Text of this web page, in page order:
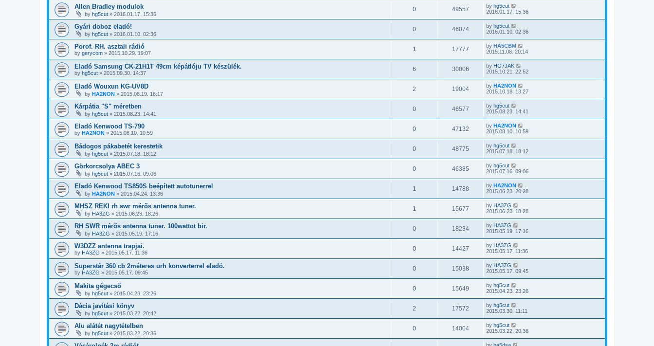
Allen Bradley modulok
by hg5cut » 2016.01.17. 15:36
0 49557 by hg5cut
2016.01.17. 15:36
Gyári doboz eladó!
by hg5cut » 2016.01.10. 02:36
0 46074 by hg5cut
2016.01.10. 02:36
Porof. RH. asztali rádió
by gerycom » 2015.10.29. 19:07
1 17777 by HA5CBM
2015.11.08. 20:14
Eladó Samsung CK-21H1T 49cm képátlóju TV készülék.
by hg5cut » 2015.09.30. 14:37
6 30006 by HG7JAK
2015.10.21. 22:52
Eladó Wouxun KG-UV8D
by HA2NON » 2015.08.19. 16:17
2 19004 by HA2NON
2015.10.18. 13:27
Kárpátia "S" méretben
by hg5cut » 2015.08.23. 14:41
0 46577 by hg5cut
2015.08.23. 14:41
Eladó Kenwood TS-790
by HA2NON » 2015.08.10. 10:59
0 47132 by HA2NON
2015.08.10. 10:59
Bádogos pákabetét kerestetik
by hg5cut » 2015.07.18. 18:12
0 48775 by hg5cut
2015.07.18. 18:12
Görkorcsolya ABEC 3
by hg5cut » 2015.07.16. 09:06
0 46385 by hg5cut
2015.07.16. 09:06
Eladó Kenwood TS850S beépített autotunerrel
by HA2NON » 2015.04.24. 13:36
1 14788 by HA2NON
2015.06.23. 20:28
MHSZ REKI rh swr mérős antenna tuner.
by HA3ZG » 2015.06.23. 18:26
1 15677 by HA3ZG
2015.06.23. 18:28
RH SWR mérős antenna tuner. 100wattot bir.
by HA3ZG » 2015.05.19. 17:16
0 18234 by HA3ZG
2015.05.19. 17:16
W3DZZ antenna trapjai.
by HA3ZG » 2015.05.17. 11:36
0 14427 by HA3ZG
2015.05.17. 11:36
Superstár 360 cb 2méteres urh konverterrel eladó.
by HA3ZG » 2015.05.17. 09:45
0 15038 by HA3ZG
2015.05.17. 09:45
Makita gégecső
by hg5cut » 2015.04.23. 23:26
0 15649 by hg5cut
2015.04.23. 23:26
Dácia javítási könyv
by hg5cut » 2015.03.22. 20:42
2 17572 by hg5cut
2015.03.30. 11:11
Alu alátét nagytételben
by hg5cut » 2015.03.22. 20:36
0 14004 by hg5cut
2015.03.22. 20:36
by ha5dsa